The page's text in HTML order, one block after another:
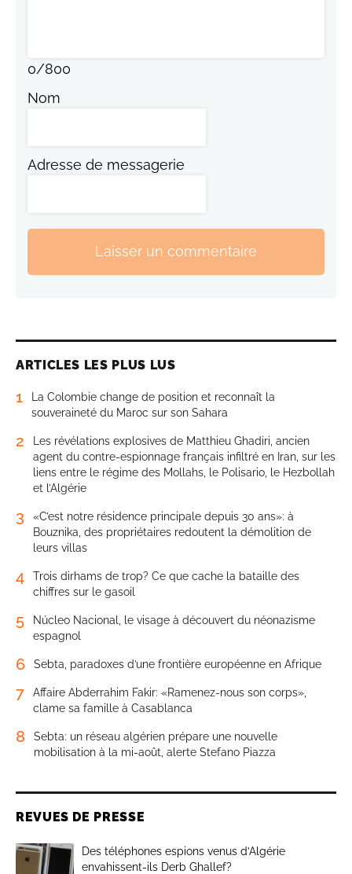
0/800
Nom
Adresse de messagerie
Laisser un commentaire
ARTICLES LES PLUS LUS
1
La Colombie change de position et reconnaît la
souveraineté du Maroc sur son Sahara
2
Les révélations explosives de Matthieu Ghadiri, ancien
agent du contre-espionnage français infiltré en Iran, sur les
liens entre le régime des Mollahs, le Polisario, le Hezbollah
et l’Algérie
3
«C’est notre résidence principale depuis 30 ans»: à
Bouznika, des propriétaires redoutent la démolition de
leurs villas
4
Trois dirhams de trop? Ce que cache la bataille des
chiffres sur le gasoil
5
Núcleo Nacional, le visage à découvert du néonazisme
espagnol
6 Sebta, paradoxes d’une frontière européenne en Afrique
7
Affaire Abderrahim Fakir: «Ramenez-nous son corps»,
clame sa famille à Casablanca
8
Sebta: un réseau algérien prépare une nouvelle
mobilisation à la mi-août, alerte Stefano Piazza
REVUES DE PRESSE
Des téléphones espions venus d’Algérie
envahissent-ils Derb Ghallef?